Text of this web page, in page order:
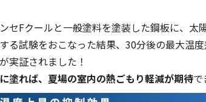
セFクールと一般塗料を塗装した鋼板に、太
る試験をおこなった結果、30分後の最大温
実証されました！
塗れば、夏場の室内の熱ごもり軽減が期待で